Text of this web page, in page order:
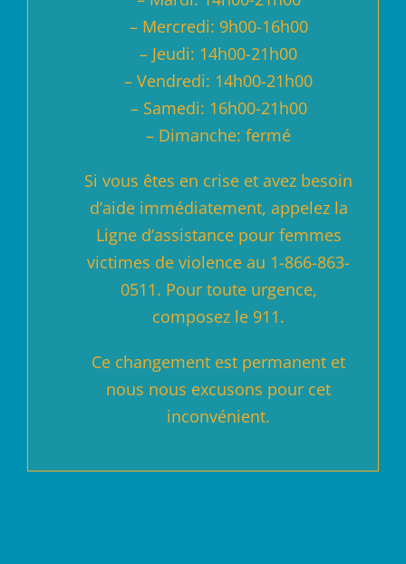
– Mercredi: 9h00-16h00
– Jeudi: 14h00-21h00
– Vendredi: 14h00-21h00
– Samedi: 16h00-21h00
– Dimanche: fermé
Si vous êtes en crise et avez besoin
d’aide immédiatement, appelez la
Ligne d’assistance pour femmes
victimes de violence au 1-866-863-
0511. Pour toute urgence,
composez le 911.
Ce changement est permanent et
nous nous excusons pour cet
inconvénient.